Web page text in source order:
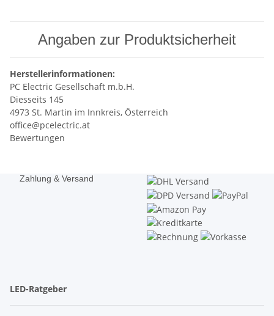
Angaben zur Produktsicherheit
Herstellerinformationen:
PC Electric Gesellschaft m.b.H.
Diesseits 145
4973 St. Martin im Innkreis, Österreich
office@pcelectric.at
Bewertungen
Zahlung & Versand
LED-Ratgeber